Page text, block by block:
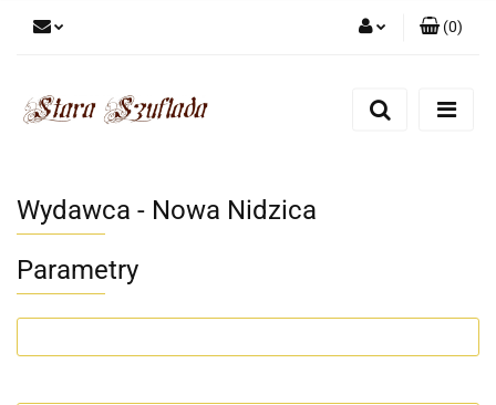
Zarejestruj się
(0)
Wydawca - Nowa Nidzica
Parametry